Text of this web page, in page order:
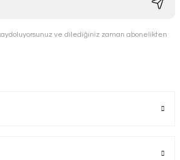
Dövme Bakır Tencere
ve dilediğiniz zaman abonelikten